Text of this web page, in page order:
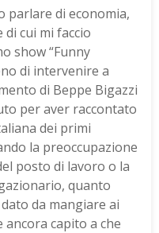
parlare di economia,
cui mi faccio
show “Funny
di intervenire a
di Beppe Bigazzi
per aver raccontato
dei primi
la preoccupazione
posto di lavoro o la
quanto
da mangiare ai
capito a che